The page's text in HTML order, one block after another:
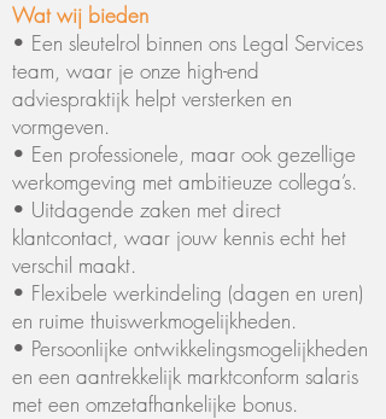
Wat wij bieden
• Een sleutelrol binnen ons Legal Services
team, waar je onze high-end
adviespraktijk helpt versterken en
vormgeven.
• Een professionele, maar ook gezellige
werkomgeving met ambitieuze collega’s.
• Uitdagende zaken met direct
klantcontact, waar jouw kennis echt het
verschil maakt.
• Flexibele werkindeling (dagen en uren)
en ruime thuiswerkmogelijkheden.
• Persoonlijke ontwikkelingsmogelijkheden
en een aantrekkelijk marktconform salaris
met een omzetafhankelijke bonus.